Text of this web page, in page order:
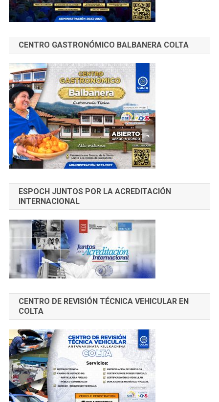
CENTRO GASTRONÓMICO BALBANERA COLTA
ESPOCH JUNTOS POR LA ACREDITACIÓN
INTERNACIONAL
CENTRO DE REVISIÓN TÉCNICA VEHICULAR EN
COLTA